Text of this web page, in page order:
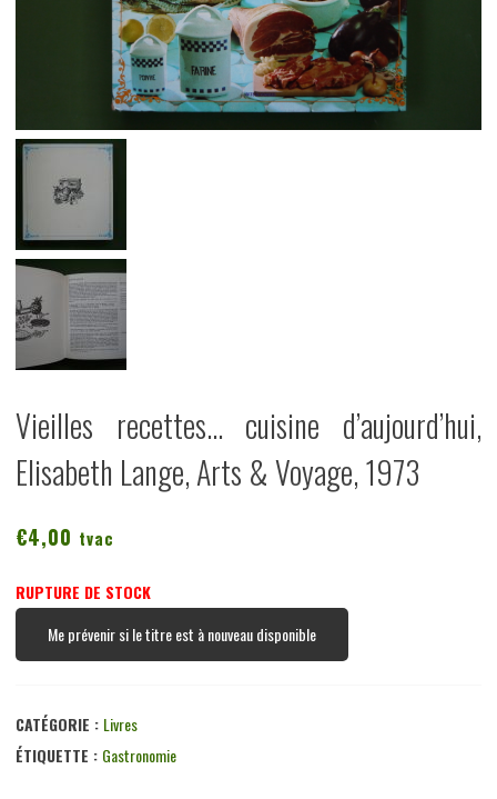
Vieilles recettes… cuisine d’aujourd’hui,
Elisabeth Lange, Arts & Voyage, 1973
€4,00 tvac
RUPTURE DE STOCK
Me prévenir si le titre est à nouveau disponible
CATÉGORIE : Livres
ÉTIQUETTE : Gastronomie